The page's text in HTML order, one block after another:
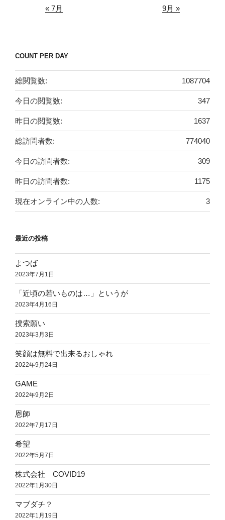
« 7月 9月 »
COUNT PER DAY
1087704
総閲覧数:
347
今日の閲覧数:
1637
昨日の閲覧数:
774040
総訪問者数:
309
今日の訪問者数:
1175
昨日の訪問者数:
3
現在オンライン中の人数:
最近の投稿
よつば
2023年7月1日
「近頃の若いものは…」というが
2023年4月16日
捜索願い
2023年3月3日
笑顔は無料で出来るおしゃれ
2022年9月24日
GAME
2022年9月2日
恩師
2022年7月17日
希望
2022年5月7日
株式会社 COVID19
2022年1月30日
マブダチ？
2022年1月19日